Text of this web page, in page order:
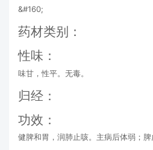
&#160;
药材类别：
性味：
味甘，性平。无毒。
归经：
功效：
健脾和胃，润肺止咳。主病后体弱；